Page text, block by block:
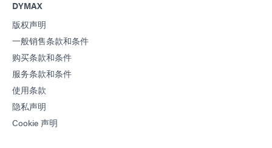
DYMAX
版权声明
一般销售条款和条件
购买条款和条件
服务条款和条件
使用条款
隐私声明
Cookie 声明